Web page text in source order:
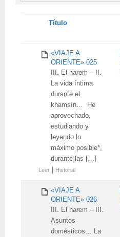
Título
«VIAJE A
ORIENTE» 025
III. El harem – II.
La vida íntima
durante el
khamsín… He
aprovechado,
estudiando y
leyendo lo
máximo posible*,
durante las […]
Leer Historial
«VIAJE A
ORIENTE» 026
III. El harem – III.
Asuntos
domésticos… La